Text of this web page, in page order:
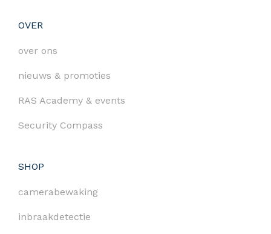
OVER
over ons
nieuws & promoties
RAS Academy & events
Security Compass
SHOP
camerabewaking
inbraakdetectie